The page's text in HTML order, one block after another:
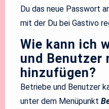
Du das neue Passwort
mit der Du bei Gastivo
Wie kann ich
und Benutzer
hinzufügen?
Betriebe und Benutzer
unter dem Menüpunkt